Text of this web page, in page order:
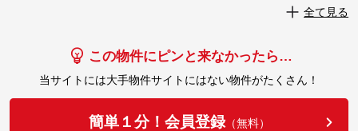
全て見る
この物件にピンと来なかったら…
当サイトには大手物件サイトにはない物件がたくさん！
簡単１分！会員登録（無料）